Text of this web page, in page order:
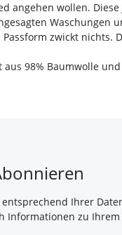
angehen wollen.
Waschungen
zwickt nichts.
98% Baumwolle
Ihrer
Informationen zu